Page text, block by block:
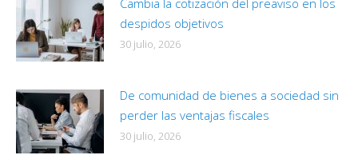
despidos objetivos
30 julio, 2026
De comunidad de bienes a sociedad sin
perder las ventajas fiscales
30 julio, 2026